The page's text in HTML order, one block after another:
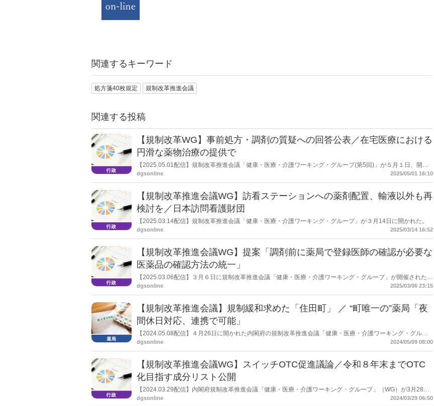
関連するキーワード
処方箋40枚規定 規制改革推進会議
関連する投稿
【規制改革WG】事前処方・調剤の質疑への回答公表／在宅医療における
円滑な薬物治療の提供で
【2025.05.01配信】規制改革推進会議「健康・医療・介護ワーキング・グループ(第5回)」が５月１日、開催
された。その中で令和７年３月14日に開催された「第２回健康・医療・介護 WG」に関する委員・専門委員か
dgsonline 2025/05/01 16:10
【規制改革推進会議WG】訪看ステーションへの薬剤配置、輸液以外も再
検討を／日本訪問看護財団
【2025.03.14配信】規制改革推進会議「健康・医療・介護ワーキング・グループ」が３月14日に開かれた。
dgsonline 2025/03/14 16:52
【規制改革推進会議WG】提案「調剤前に薬局で登録医師の確認が必要な
医薬品の確認方法の統一」
【2025.03.06配信】３月６日に規制改革推進会議「健康・医療・介護ワーキング・グループ」が開催された。
その中で、規制改革ホットラインの提案事項、およびそれに対する令和６年10月18日から令和６年12月16日
dgsonline 2025/03/06 23:15
【規制改革推進会議】規制緩和求めた「住田町」 ／ “町唯一の”薬局「夜
間休日対応、連携で可能」
【2024.05.08配信】４月26日に開かれた内閣府の規制改革推進会議「健康・医療・介護ワーキング・グルー
プ」（WG） では、「在宅医療における円滑な薬物治療の提供について」が議題の１つとなり、岩手県気仙郡
dgsonline 2024/05/09 08:00
【規制改革推進会議WG】スイッチOTC促進議論／令和８年末までOTC
化目指す成分リスト公開
【2024.03.29配信】内閣府規制改革推進会議「健康・医療・介護ワーキング・グループ」（WG）が3月28日
に開かれ、スイッチOTCの促進について議論された。
dgsonline 2024/03/29 06:50